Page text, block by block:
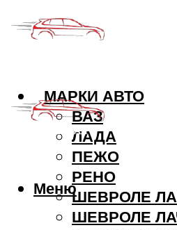
МАРКИ АВТО
ВАЗ
ЛАДА
ПЕЖО
РЕНО
ШЕВРОЛЕ
ШЕВРОЛЕ
Меню